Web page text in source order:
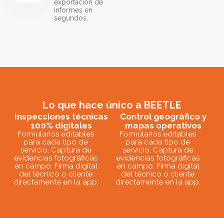
exportación de
informes en
segundos.
Lo que hace único a BEETLE
Inspecciones técnicas
100% digitales
Formularios editables
para cada tipo de
servicio. Captura de
evidencias fotográficas
en campo. Firma digital
del técnico o cliente
directamente en la app.
Control geográfico y
mapas operativos
Formularios editables
para cada tipo de
servicio. Captura de
evidencias fotográficas
en campo. Firma digital
del técnico o cliente
directamente en la app.